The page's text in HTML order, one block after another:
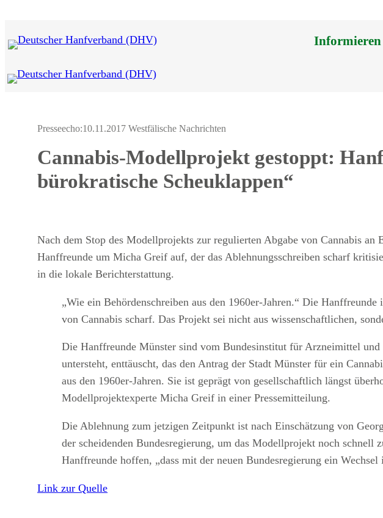
springen
Informieren
Presseecho:10.11.2017 Westfälische Nachrichten
Cannabis-Modellprojekt gestoppt:
bürokratische Scheuklappen“
Nach dem Stop des Modellprojekts zur regulierten Abgabe von Cannabis
Hanffreunde um Micha Greif auf, der das Ablehnungsschreiben scharf
in die lokale Berichterstattung.
„Wie ein Behördenschreiben aus den 1960er-Jahren.“ Die
von Cannabis scharf. Das Projekt sei nicht aus wissenschaftlichen,
Die Hanffreunde Münster sind vom Bundesinstitut für Arzneimittel
untersteht, enttäuscht, das den Antrag der Stadt Münster für ein
aus den 1960er-Jahren. Sie ist geprägt von gesellschaftlich längst
Modellprojektexperte Micha Greif in einer Pressemitteilung.
Die Ablehnung zum jetzigen Zeitpunkt ist nach Einschätzung von
der scheidenden Bundesregierung, um das Modellprojekt noch
Hanffreunde hoffen, „dass mit der neuen Bundesregierung ein
Link zur Quelle